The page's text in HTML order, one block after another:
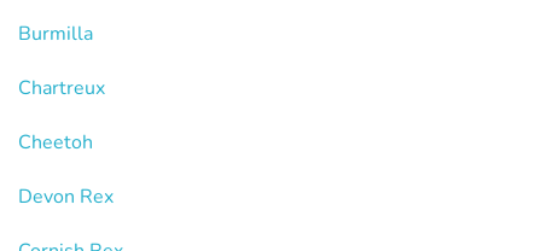
Burmilla
Chartreux
Cheetoh
Devon Rex